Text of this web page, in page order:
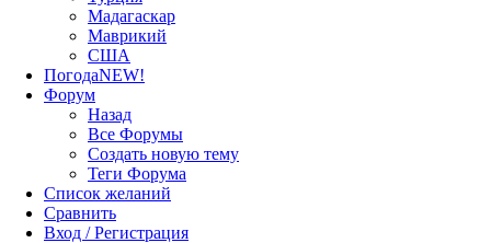
Мадагаскар
Маврикий
США
ПогодаNEW!
Форум
Назад
Все Форумы
Создать новую тему
Теги Форума
Список желаний
Сравнить
Вход / Регистрация